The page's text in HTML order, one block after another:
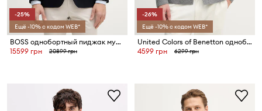
-25%
Ещё -10% с кодом WEB*
BOSS однобортный пиджак мужской из шерсти Hutson
15599 грн
20899 грн
-26%
Ещё -10% с кодом WEB*
United Colors of Benetton однобортный пиджак для мужчин с добавлением шерсти
4599 грн
6299 грн